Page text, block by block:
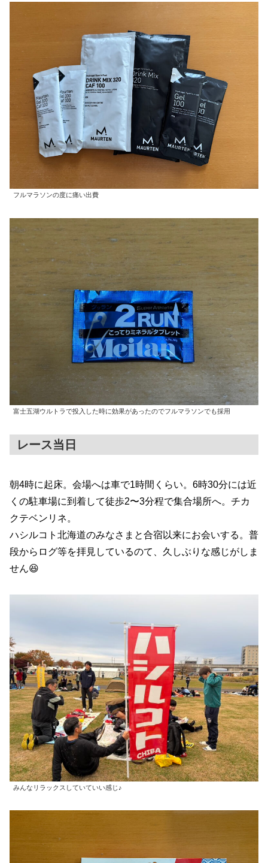
フルマラソンの度に痛い出費
富士五湖ウルトラで投入した時に効果があったのでフルマラソンでも採用
レース当日
朝4時に起床。会場へは車で1時間くらい。6時30分には近
くの駐車場に到着して徒歩2〜3分程で集合場所へ。チカ
クテベンリネ。
ハシルコト北海道のみなさまと合宿以来にお会いする。普
段からログ等を拝見しているのて、久しぶりな感じがしま
せん😆
みんなリラックスしていていい感じ♪